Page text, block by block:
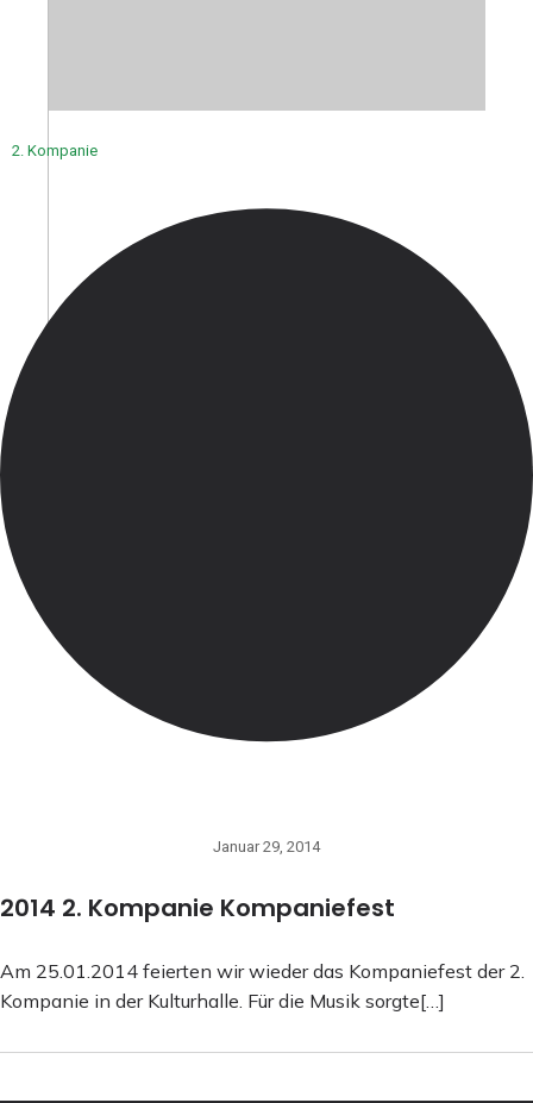
2. Kompanie
Januar 29, 2014
2014 2. Kompanie Kompaniefest
Am 25.01.2014 feierten wir wieder das Kompaniefest der 2.
Kompanie in der Kulturhalle. Für die Musik sorgte[…]